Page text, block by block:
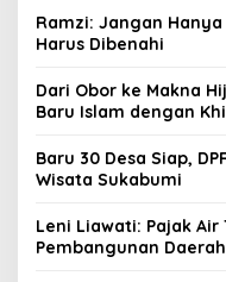
Ramzi: Jangan Hanya
Harus Dibenahi
Dari Obor ke Makna
Baru Islam dengan
Baru 30 Desa Siap,
Wisata Sukabumi
Leni Liawati: Pajak Air
Pembangunan Daerah